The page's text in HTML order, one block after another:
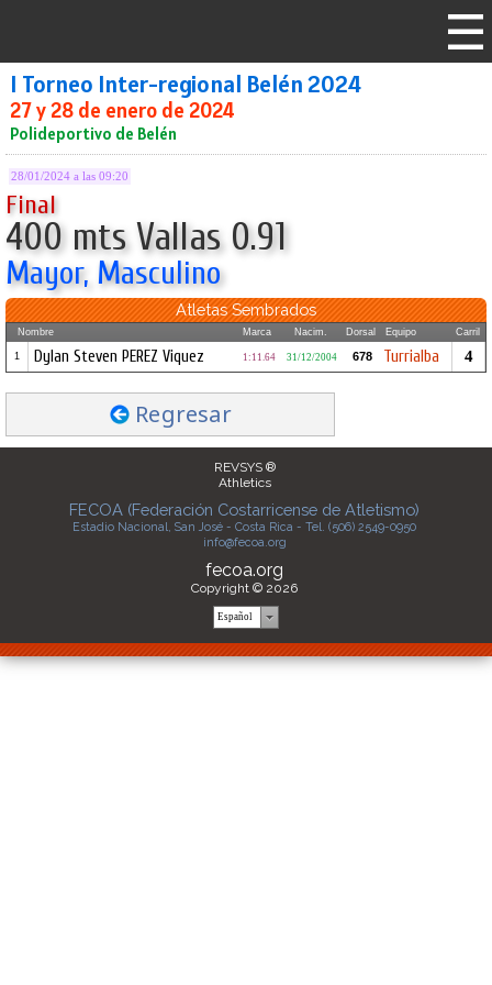
I Torneo Inter-regional Belén 2024
27 y 28 de enero de 2024
Polideportivo de Belén
28/01/2024 a las 09:20
Final
400 mts Vallas 0.91
Mayor, Masculino
Atletas Sembrados
Nombre Marca Nacim. Dorsal Equipo Carril
1 Dylan Steven PEREZ Viquez 1:11.64 31/12/2004 678 Turrialba 4
Regresar
REVSYS ®
Athletics
FECOA (Federación Costarricense de Atletismo)
Estadio Nacional, San José - Costa Rica - Tel. (506) 2549-0950
info@fecoa.org
fecoa.org
Copyright © 2026